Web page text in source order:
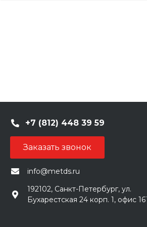
+7 (812) 448 39 59
Заказать звонок
info@metds.ru
192102, Санкт-Петербург, ул.
Бухарестская 24 корп. 1, офис 161